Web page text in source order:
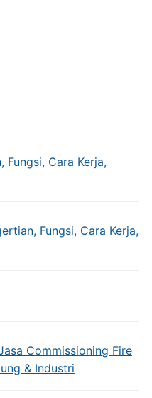
Fungsi, Cara Kerja,
Fungsi, Cara Kerja,
Commissioning Fire
& Industri